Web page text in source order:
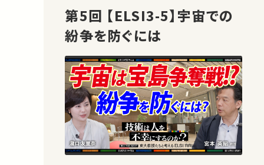
第5回 【ELSI3-5】宇宙での
紛争を防ぐには